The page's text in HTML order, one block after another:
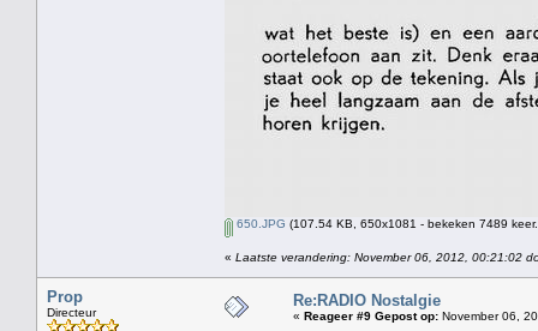
650.JPG (107.54 KB, 650x1081 - bekeken 7489
« Laatste verandering: November 06, 2012, 00:21:02
Prop
Directeur
Re:RADIO Nostalgie
« Reageer #9 Gepost op: November 06,